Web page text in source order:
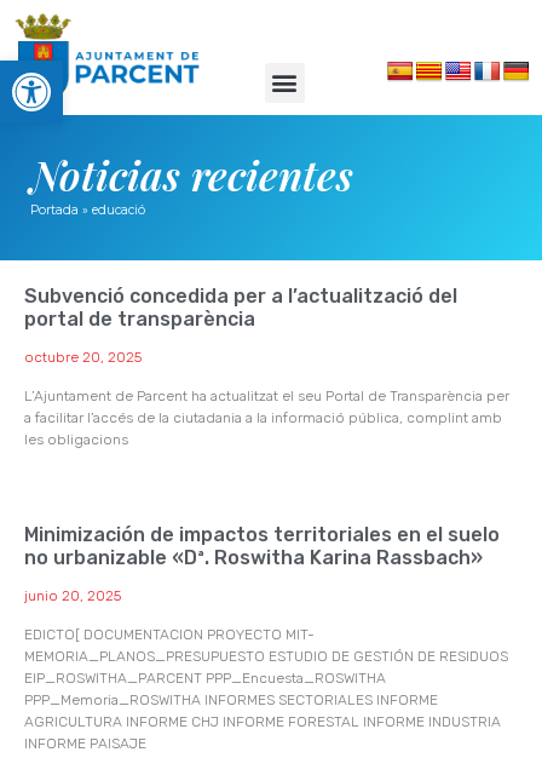
Abrir barra de herramientas
Noticias recientes
Portada » educació
Subvenció concedida per a l’actualització del
portal de transparència
octubre 20, 2025
L’Ajuntament de Parcent ha actualitzat el seu Portal de Transparència per
a facilitar l’accés de la ciutadania a la informació pública, complint amb
les obligacions
Minimización de impactos territoriales en el suelo
no urbanizable «Dª. Roswitha Karina Rassbach»
junio 20, 2025
EDICTO[ DOCUMENTACION PROYECTO MIT-
MEMORIA_PLANOS_PRESUPUESTO ESTUDIO DE GESTIÓN DE RESIDUOS
EIP_ROSWITHA_PARCENT PPP_Encuesta_ROSWITHA
PPP_Memoria_ROSWITHA INFORMES SECTORIALES INFORME
AGRICULTURA INFORME CHJ INFORME FORESTAL INFORME INDUSTRIA
INFORME PAISAJE